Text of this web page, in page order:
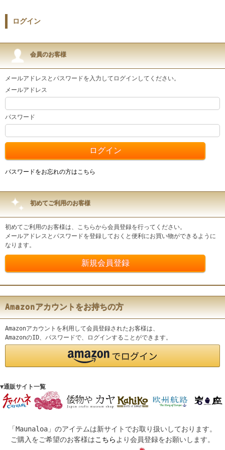
ログイン
会員のお客様
メールアドレスとパスワードを入力してログインしてください。
メールアドレス
パスワード
パスワードをお忘れの方はこちら
初めてご利用のお客様
初めてご利用のお客様は、こちらから会員登録を行ってください。
メールアドレスとパスワードを登録しておくと便利にお買い物ができるように
なります。
Amazonアカウントをお持ちの方
Amazonアカウントを利用して会員登録されたお客様は、
AmazonのID、パスワードで、ログインすることができます。
▼通販サイト一覧
「Maunaloa」のアイテムは新サイトでお取り扱いしております。
ご購入をご希望のお客様はこちら より会員登録をお願いします。